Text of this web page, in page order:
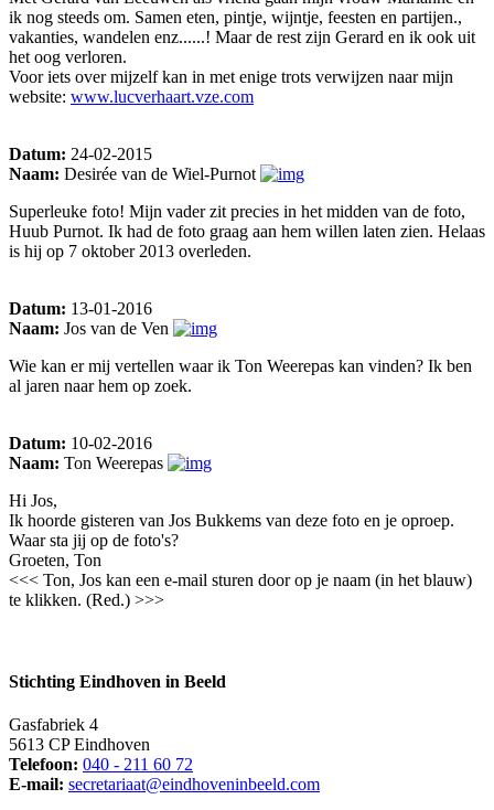
ik nog steeds om. Samen eten, pintje, wijntje, feesten en partijen.,
vakanties, wandelen enz......! Maar de rest zijn Gerard en ik ook uit
het oog verloren.
Voor iets over mijzelf kan in met enige trots verwijzen naar mijn
website: www.lucverhaart.vze.com
Datum: 24-02-2015
Naam: Desirée van de Wiel-Purnot
Superleuke foto! Mijn vader zit precies in het midden van de foto,
Huub Purnot. Ik had de foto graag aan hem willen laten zien. Helaas
is hij op 7 oktober 2013 overleden.
Datum: 13-01-2016
Naam: Jos van de Ven
Wie kan er mij vertellen waar ik Ton Weerepas kan vinden? Ik ben
al jaren naar hem op zoek.
Datum: 10-02-2016
Naam: Ton Weerepas
Hi Jos,
Ik hoorde gisteren van Jos Bukkems van deze foto en je oproep.
Waar sta jij op de foto's?
Groeten, Ton
<<< Ton, Jos kan een e-mail sturen door op je naam (in het blauw)
te klikken. (Red.) >>>
Stichting Eindhoven in Beeld
Gasfabriek 4
5613 CP Eindhoven
Telefoon: 040 - 211 60 72
E-mail: secretariaat@eindhoveninbeeld.com